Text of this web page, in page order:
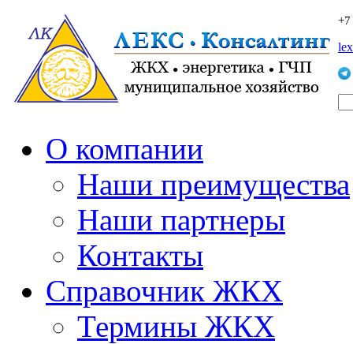
О компании
Наши преимущества
Наши партнеры
Контакты
Справочник ЖКХ
Термины ЖКХ